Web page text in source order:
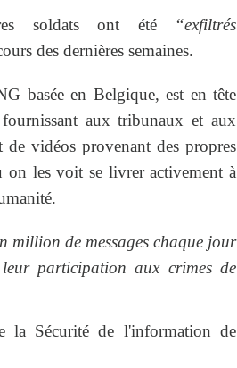
soldats ont été “exfiltrés
des dernières semaines.
basée en Belgique, est en tête
aux tribunaux et aux
vidéos provenant des propres
on les voit se livrer activement à
million de messages chaque jour
participation aux crimes de
la Sécurité de l'information de